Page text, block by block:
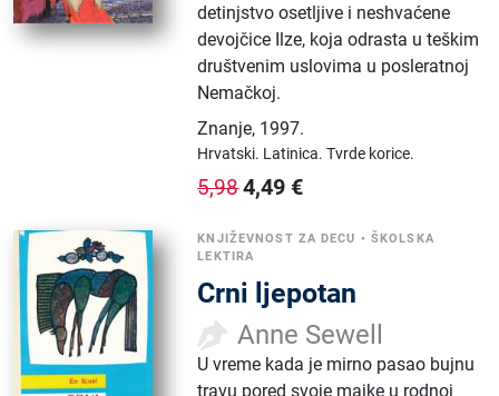
detinjstvo osetljive i neshvaćene
devojčice Ilze, koja odrasta u teškim
društvenim uslovima u posleratnoj
Nemačkoj.
Znanje, 1997.
Hrvatski. Latinica.Tvrde korice.
5,984,49 €
KNJIŽEVNOST ZA DECU • ŠKOLSKA
LEKTIRA
Crni ljepotan
Anne Sewell
U vreme kada je mirno pasao bujnu
travu pored svoje majke u rodnoj